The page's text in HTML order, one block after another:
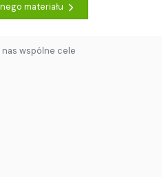
materiału
nas wspólne cele